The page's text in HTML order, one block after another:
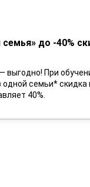
до -40%
выгодно! При
одной семьи* скидка
40%.